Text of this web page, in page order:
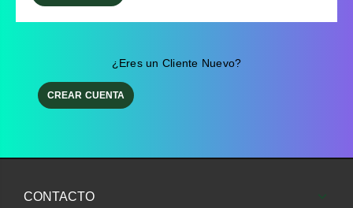
¿Eres un Cliente Nuevo?
CREAR CUENTA
CONTACTO